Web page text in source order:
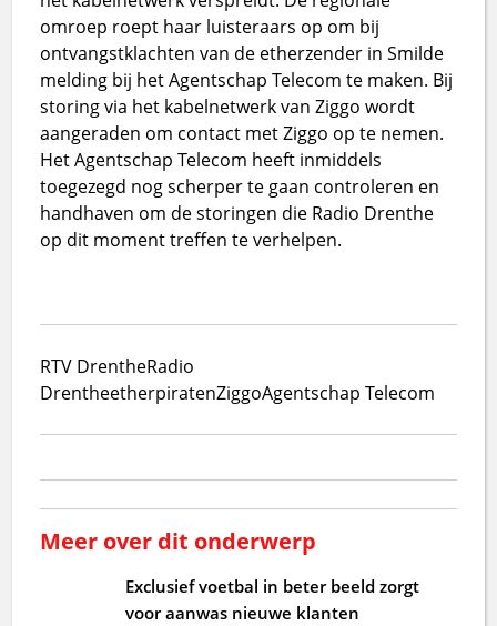
omroep roept haar luisteraars op om bij
ontvangstklachten van de etherzender in Smilde
melding bij het Agentschap Telecom te maken. Bij
storing via het kabelnetwerk van Ziggo wordt
aangeraden om contact met Ziggo op te nemen.
Het Agentschap Telecom heeft inmiddels
toegezegd nog scherper te gaan controleren en
handhaven om de storingen die Radio Drenthe
op dit moment treffen te verhelpen.
RTV DrentheRadio
DrentheetherpiratenZiggoAgentschap Telecom
Meer over dit onderwerp
Exclusief voetbal in beter beeld zorgt
voor aanwas nieuwe klanten